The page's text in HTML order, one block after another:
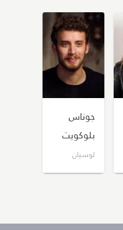
جوناس
بلوكويت
لوسيان